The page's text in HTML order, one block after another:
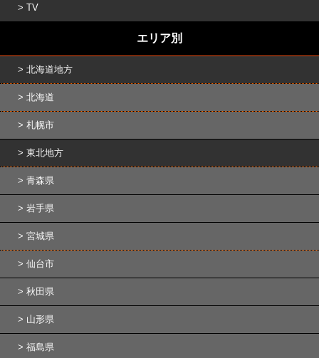
TV
エリア別
北海道地方
北海道
札幌市
東北地方
青森県
岩手県
宮城県
仙台市
秋田県
山形県
福島県